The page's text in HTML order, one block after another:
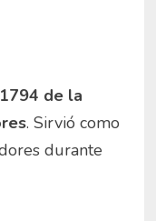
de la
. Sirvió como
durante